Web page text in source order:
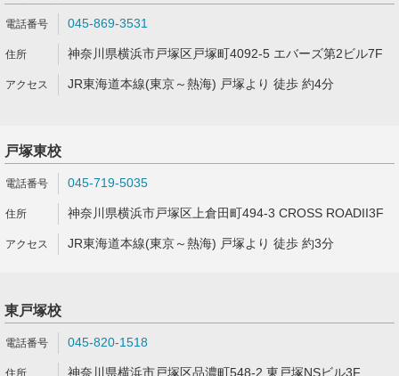
045-869-3531
神奈川県横浜市戸塚区戸塚町4092-5 エバーズ第2ビル7F
JR東海道本線(東京～熱海) 戸塚より 徒歩 約4分
戸塚東校
045-719-5035
神奈川県横浜市戸塚区上倉田町494-3 CROSS ROADII3F
JR東海道本線(東京～熱海) 戸塚より 徒歩 約3分
東戸塚校
045-820-1518
神奈川県横浜市戸塚区品濃町548-2 東戸塚NSビル3F